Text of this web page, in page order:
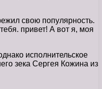
свою популярность.
привет! А вот я, моя
исполнительское
зека Сергея Кожина из